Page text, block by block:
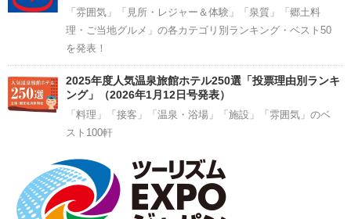
「雰囲気」「見所・レジャー＆体験」「泉質」「郷土料
理・ご当地グルメ」の各カテゴリ別ランキング・ベスト50
を発表！
2025年度人気温泉旅館ホテル250選「投票理由別ランキ
ング」（2026年1月12日号発表）
「料理」「接客」「温泉・浴場」「施設」「雰囲気」のベ
スト100軒